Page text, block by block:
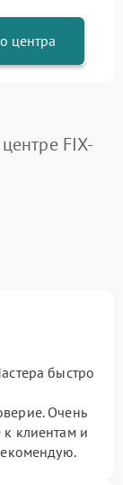
центра
FIX-
быстро
Очень
клиентам и